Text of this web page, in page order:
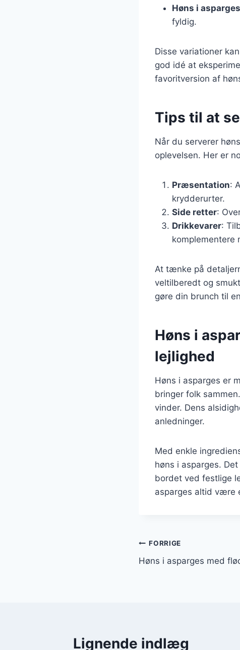
Høns i
fyldig.
Disse variationer
god idé at
favoritversion af
Tips til at
Når du serverer
oplevelsen. Her er
Præsentation:
krydderurter.
Side retter:
Drikkevarer:
komplementere
At tænke på
veltilberedt og
gøre din brunch til
Høns i
lejlighed
Høns i asparges er
bringer folk
vinder. Dens
anledninger.
Med enkle
høns i asparges.
bordet ved festlige
asparges altid være
FORRIGE
Høns i asparges med
Lignende indlæg